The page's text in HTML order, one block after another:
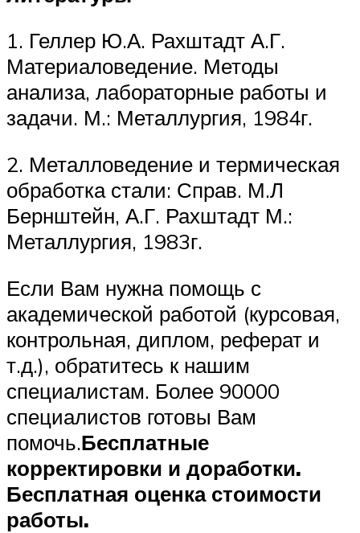
1. Геллер Ю.А. Рахштадт А.Г.
Материаловедение. Методы
анализа, лабораторные работы и
задачи. М.: Металлургия, 1984г.
2. Металловедение и термическая
обработка стали: Справ. М.Л
Бернштейн, А.Г. Рахштадт М.:
Металлургия, 1983г.
Если Вам нужна помощь с
академической работой (курсовая,
контрольная, диплом, реферат и
т.д.), обратитесь к нашим
специалистам. Более 90000
специалистов готовы Вам
помочь.Бесплатные
корректировки и доработки.
Бесплатная оценка стоимости
работы.